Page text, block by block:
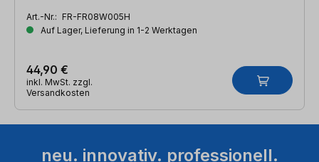
Art.-Nr.: FR-FR08W005H
Auf Lager, Lieferung in 1-2 Werktagen
44,90 €
inkl. MwSt. zzgl.
Versandkosten
neu. innovativ. professionell.